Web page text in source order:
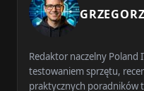
Redaktor naczelny Poland
testowaniem sprzętu,
praktycznych poradników